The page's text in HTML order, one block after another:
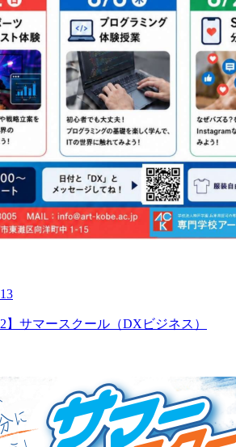
】サマースクール（DXビジネス）